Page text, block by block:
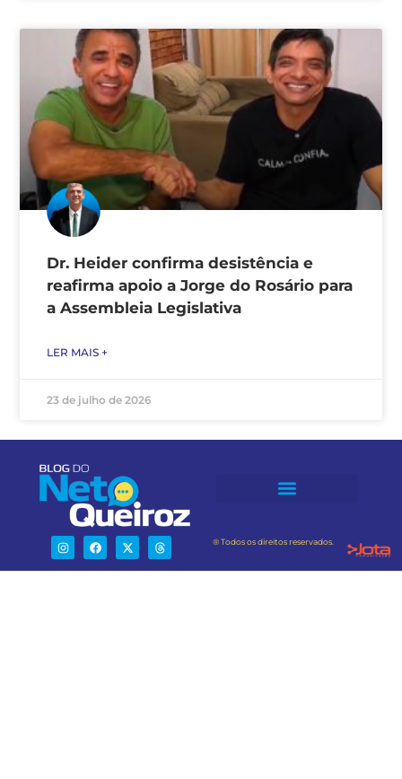
Dr. Heider confirma desistência e
reafirma apoio a Jorge do Rosário para
a Assembleia Legislativa
LER MAIS +
23 de julho de 2026
® Todos os direitos reservados.